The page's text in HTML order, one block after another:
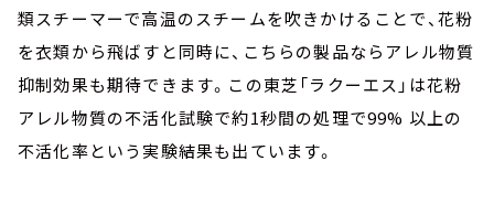
類スチーマーで高温のスチームを吹きかけることで、花粉
を衣類から飛ばすと同時に、こちらの製品ならアレル物質
抑制効果も期待できます。この東芝「ラクーエス」は花粉
アレル物質の不活化試験で約1秒間の処理で99% 以上の
不活化率という実験結果も出ています。